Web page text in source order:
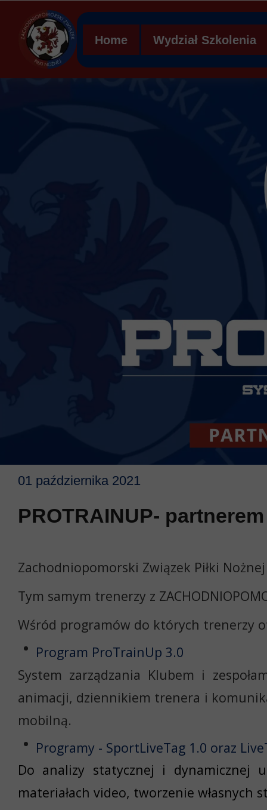
Home Wydział Szkolenia
Regulamin WS ZZPN
01 października 2021
PROTRAINUP-
Zachodniopomorski Związek Piłki
Tym samym trenerzy z
Wśród programów do których trenerzy
Program ProTrainUp 3.0
System zarządzania Klubem i
animacji, dziennikiem trenera i
mobilną.
Programy - SportLiveTag 1.0 oraz
Do analizy statycznej i dynamicznej
materiałach video, tworzenie